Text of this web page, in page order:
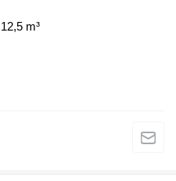
12,5 m³